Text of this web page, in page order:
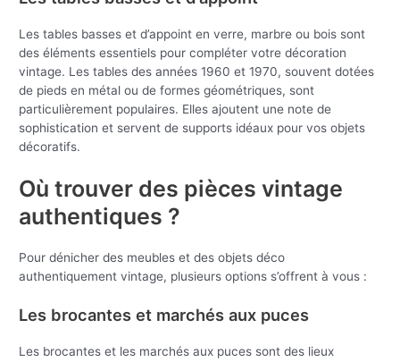
Les tables basses et d’appoint en verre, marbre ou bois sont
des éléments essentiels pour compléter votre décoration
vintage. Les tables des années 1960 et 1970, souvent dotées
de pieds en métal ou de formes géométriques, sont
particulièrement populaires. Elles ajoutent une note de
sophistication et servent de supports idéaux pour vos objets
décoratifs.
Où trouver des pièces vintage
authentiques ?
Pour dénicher des meubles et des objets déco
authentiquement vintage, plusieurs options s’offrent à vous :
Les brocantes et marchés aux puces
Les brocantes et les marchés aux puces sont des lieux